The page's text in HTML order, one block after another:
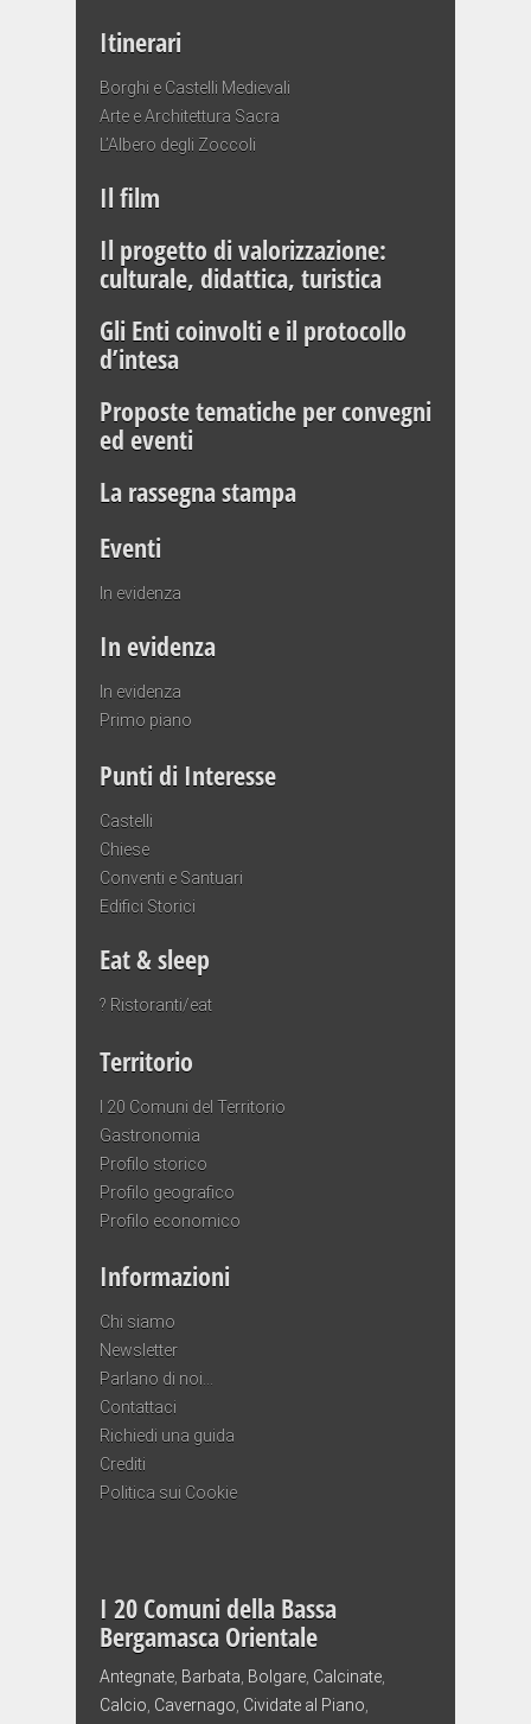
Itinerari
Borghi e Castelli Medievali
Arte e Architettura Sacra
L’Albero degli Zoccoli
Il film
Il progetto di valorizzazione:
culturale, didattica, turistica
Gli Enti coinvolti e il protocollo
d’intesa
Proposte tematiche per convegni
ed eventi
La rassegna stampa
Eventi
In evidenza
In evidenza
In evidenza
Primo piano
Punti di Interesse
Castelli
Chiese
Conventi e Santuari
Edifici Storici
Eat & sleep
? Ristoranti/eat
Territorio
I 20 Comuni del Territorio
Gastronomia
Profilo storico
Profilo geografico
Profilo economico
Informazioni
Chi siamo
Newsletter
Parlano di noi…
Contattaci
Richiedi una guida
Crediti
Politica sui Cookie
I 20 Comuni della Bassa
Bergamasca Orientale
Antegnate Barbata Bolgare Calcinate
Calcio Cavernago Cividate al Piano